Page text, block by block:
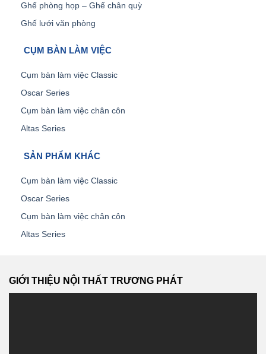
Ghế phòng họp – Ghế chân quỳ
Ghế lưới văn phòng
CỤM BÀN LÀM VIỆC
Cụm bàn làm việc Classic
Oscar Series
Cụm bàn làm việc chân côn
Altas Series
SẢN PHẨM KHÁC
Cụm bàn làm việc Classic
Oscar Series
Cụm bàn làm việc chân côn
Altas Series
GIỚI THIỆU NỘI THẤT TRƯƠNG PHÁT